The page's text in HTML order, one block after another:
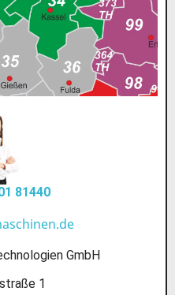
81440
GmbH
1